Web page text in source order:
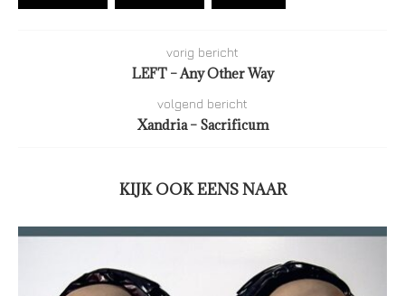
vorig bericht
LEFT – Any Other Way
volgend bericht
Xandria – Sacrificum
KIJK OOK EENS NAAR